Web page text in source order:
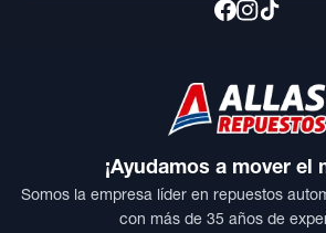
¡Ayudamos a mover el
Somos la empresa líder en repuestos
con más de 35 años de